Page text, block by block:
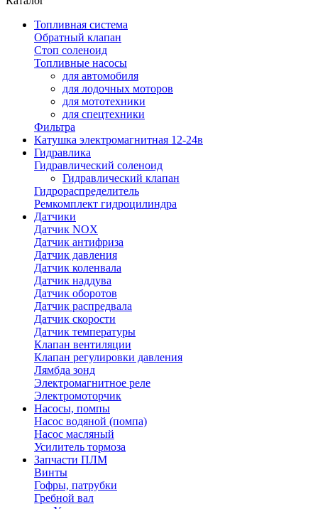
Топливная система
Обратный клапан
Стоп соленоид
Топливные насосы
для автомобиля
для лодочных моторов
для мототехники
для спецтехники
Фильтра
Катушка электромагнитная 12-24в
Гидравлика
Гидравлический соленоид
Гидравлический клапан
Гидрораспределитель
Ремкомплект гидроцилиндра
Датчики
Датчик NOX
Датчик антифриза
Датчик давления
Датчик коленвала
Датчик наддува
Датчик оборотов
Датчик распредвала
Датчик скорости
Датчик температуры
Клапан вентиляции
Клапан регулировки давления
Лямбда зонд
Электромагнитное реле
Электромоторчик
Насосы, помпы
Насос водяной (помпа)
Насос масляный
Усилитель тормоза
Запчасти ПЛМ
Винты
Гофры, патрубки
Гребной вал